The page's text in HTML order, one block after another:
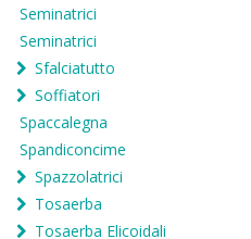
Seminatrici
Seminatrici
Sfalciatutto
Soffiatori
Spaccalegna
Spandiconcime
Spazzolatrici
Tosaerba
Tosaerba Elicoidali